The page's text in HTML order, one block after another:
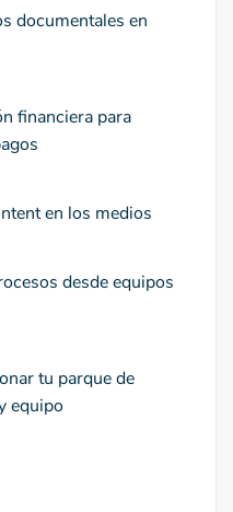
documentales en
financiera para
en los medios
desde equipos
tu parque de
equipo